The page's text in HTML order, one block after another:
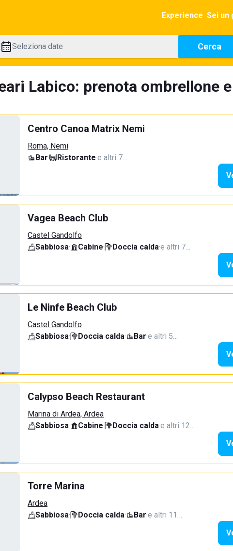
Experience Sei un
Seleziona date Cerca
Labico: prenota ombrellone
Centro Canoa Matrix Nemi
Roma, Nemi
Bar· Ristorante·e altri 7…
Vagea Beach Club
Castel Gandolfo
Sabbiosa· Cabine· Doccia calda·e altri 7…
Le Ninfe Beach Club
Castel Gandolfo
Sabbiosa· Doccia calda· Bar·e altri 5…
Calypso Beach Restaurant
Marina di Ardea, Ardea
Sabbiosa· Cabine· Doccia calda·e altri 12…
Torre Marina
Ardea
Sabbiosa· Doccia calda· Bar·e altri 11…